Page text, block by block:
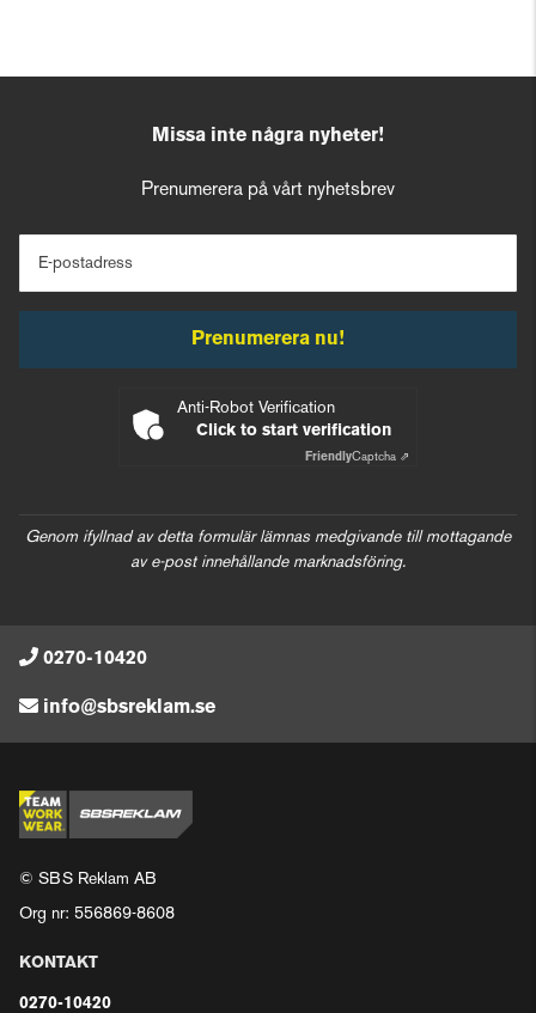
Missa inte några nyheter!
Prenumerera på vårt nyhetsbrev
E-postadress
Prenumerera nu!
Anti-Robot Verification
Click to start verification
FriendlyCaptcha ⇗
Genom ifyllnad av detta formulär lämnas medgivande till mottagande
av e-post innehållande marknadsföring.
0270-10420
info@sbsreklam.se
© SBS Reklam AB
Org nr: 556869-8608
KONTAKT
0270-10420